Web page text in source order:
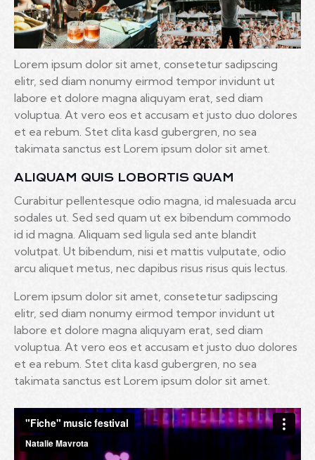
Lorem ipsum dolor sit amet, consetetur sadipscing
elitr, sed diam nonumy eirmod tempor invidunt ut
labore et dolore magna aliquyam erat, sed diam
voluptua. At vero eos et accusam et justo duo dolores
et ea rebum. Stet clita kasd gubergren, no sea
takimata sanctus est Lorem ipsum dolor sit amet.
ALIQUAM QUIS LOBORTIS QUAM
Curabitur pellentesque odio magna, id malesuada arcu
sodales ut. Sed sed quam ut ex bibendum commodo
id id magna. Aliquam sed ligula sed ante blandit
volutpat. Ut bibendum, nisi et mattis vulputate, odio
arcu aliquet metus, nec dapibus risus risus quis lectus.
Lorem ipsum dolor sit amet, consetetur sadipscing
elitr, sed diam nonumy eirmod tempor invidunt ut
labore et dolore magna aliquyam erat, sed diam
voluptua. At vero eos et accusam et justo duo dolores
et ea rebum. Stet clita kasd gubergren, no sea
takimata sanctus est Lorem ipsum dolor sit amet.